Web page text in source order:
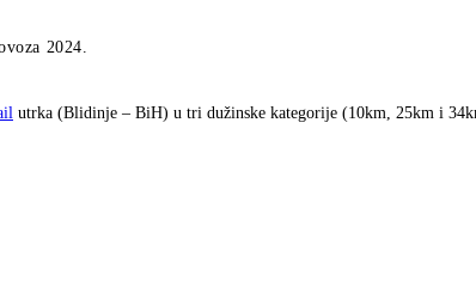
2024.
utrka (Blidinje – BiH) u tri dužinske kategorije (10km, 25km i